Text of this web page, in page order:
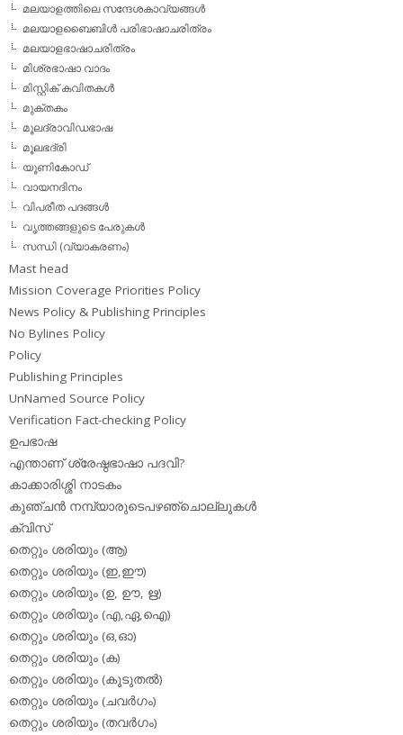
മലയാളത്തിലെ സന്ദേശകാവ്യങ്ങള്‍
മലയാളബൈബിള്‍ പരിഭാഷാചരിത്രം
മലയാളഭാഷാചരിത്രം
മിശ്രഭാഷാ വാദം
മിസ്റ്റിക് കവിതകള്‍
മുക്തകം
മൂലദ്രാവിഡഭാഷ
മൂലഭദ്രി
യൂണികോഡ്
വായനദിനം
വിപരീത പദങ്ങള്‍
വൃത്തങ്ങളുടെ പേരുകള്‍
സന്ധി (വ്യാകരണം)
Mast head
Mission Coverage Priorities Policy
News Policy & Publishing Principles
No Bylines Policy
Policy
Publishing Principles
UnNamed Source Policy
Verification Fact-checking Policy
ഉപഭാഷ
എന്താണ് ശ്രേഷ്ഠഭാഷാ പദവി?
കാക്കാരിശ്ശി നാടകം
കുഞ്ചന്‍ നമ്പ്യാരുടെപഴഞ്ചൊല്ലുകള്‍
ക്വിസ്
തെറ്റും ശരിയും (ആ)
തെറ്റും ശരിയും (ഇ,ഈ)
തെറ്റും ശരിയും (ഉ, ഊ, ഋ)
തെറ്റും ശരിയും (എ,ഏ,ഐ)
തെറ്റും ശരിയും (ഒ,ഓ)
തെറ്റും ശരിയും (ക)
തെറ്റും ശരിയും (കൂടുതല്‍)
തെറ്റും ശരിയും (ചവര്‍ഗം)
തെറ്റും ശരിയും (തവര്‍ഗം)